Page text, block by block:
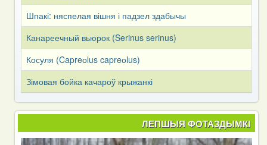
Шпакі: няспелая вішня і падзел здабычы
Канареечный вьюрок (Serinus serinus)
Косуля (Capreоlus capreоlus)
Зімовая бойка качароў крыжанкі
ЛЕПШЫЯ ФОТАЗДЫМКІ